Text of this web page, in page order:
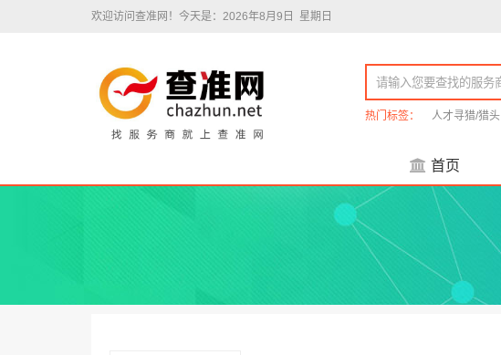
欢迎访问查准网！ 今天是：2026年8月9日 星期日
热门标签： 人才寻猎/猎头
首页